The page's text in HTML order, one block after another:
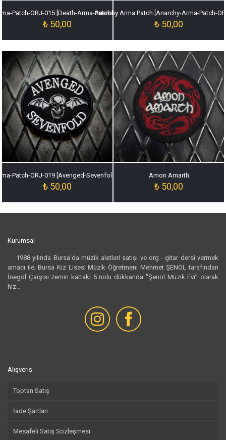
Patch-ORJ-015 [Death-Arma-Patch-ORJ-015]
₺ 50,00
Anarchy Arma Patch [Anarchy-Arma-Patch-
₺ 50,00
Patch-ORJ-019 [Avenged-Sevenfold-Arma-Patch-ORJ-019]
₺ 50,00
Amon Amarth
₺ 50,00
Kurumsal
1988 yılında Bursa’da müzik aletleri satışı ve org - gitar dersi vermek
amacı ile, Bursa Kız Lisesi Müzik Öğretmeni Mehmet ŞENOL tarafından
İnegöl Çarşısı zemin kattaki 5 nolu dükkanda "Şenol Müzik Evi” olarak
hiz...
Alışveriş
Toptan Satış
İade Şartları
Mesafeli Satış Sözleşmesi